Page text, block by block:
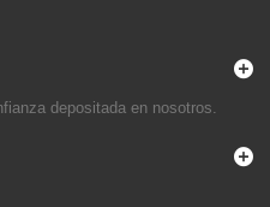
depositada en nosotros.